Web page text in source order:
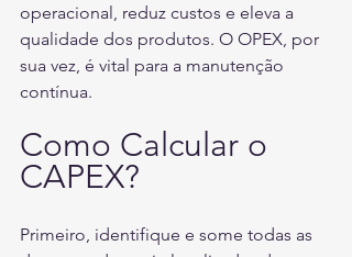
operacional, reduz custos e eleva a
qualidade dos produtos. O OPEX, por
sua vez, é vital para a manutenção
contínua.
Como Calcular o
CAPEX?
Primeiro, identifique e some todas as